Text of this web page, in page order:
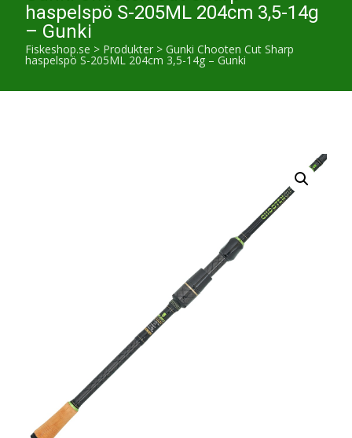
haspelspö S-205ML 204cm 3,5-14g
– Gunki
Fiskeshop.se > Produkter > Gunki Chooten Cut Sharp
haspelspö S-205ML 204cm 3,5-14g – Gunki